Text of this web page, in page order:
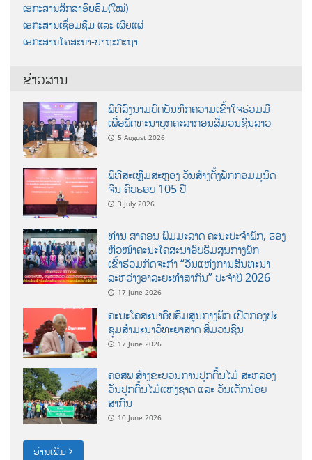
ເອກະສານສຶກສາອົບຮົມ(ໃໝ່)
ເອກະສານເຊື່ອມຊືມ ແລະ ເຜີຍແຜ່
ເອກະສານໂຄສະນາ-ປາຖະກະຖາ
ຂ່າວສານ
ພິທີລົງນາມບົດບັນທຶກຄວາມເຂົ້າໃຈຮ່ວມມື
ເພື່ອພັດທະນາບຸກຄະລາກອນສື່ມວນຊົນລາວ
5 August 2026
ພິທີສະເຫຼີມສະຫຼອງ ວັນສ້າງຕັ້ງພັກກອມມູນິດ
ຈີນ ຄົບຮອບ 105 ປີ
3 July 2026
ທ່ານ ສາຄອນ ພົມມະລາດ ຄະນະປະຈໍາພັກ, ຮອງ
ຫົວໜ້າຄະນະໂຄສະນາອົບຮົມສູນກາງພັກ
ເຂົ້າຮ່ວມກິດຈະກຳ “ວັນແຫ່ງການສົນທະນາ
ລະຫວ່າງອາລະຍະທຳສາກົນ” ປະຈຳປີ 2026
17 June 2026
ຄະນະໂຄສະນາອົບຮົມສູນກາງພັກ ເປີດກອງປະ
ຊຸມສຳມະນາວິທະຍາສາດ ສຶ່ມວນຊົນ
17 June 2026
ຄອສພ ສ້າງຂະບວນການປູກຕົ້ນໄມ້ ສະຫລອງ
ວັນປູກຕົ້ນໄມ້ແຫ່ງຊາດ ແລະ ວັນເດັກນ້ອຍ
ສາກົນ
10 June 2026
ອ່ານເພີ່ມ